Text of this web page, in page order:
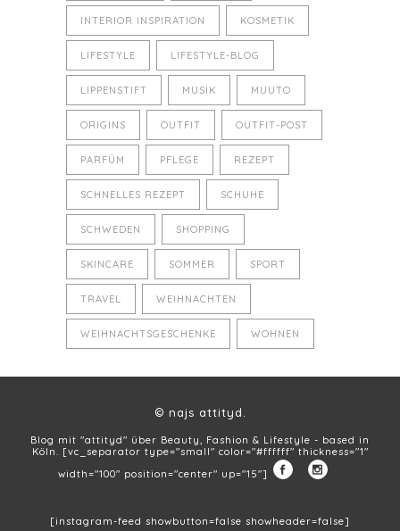
INTERIOR INSPIRATION KOSMETIK
LIFESTYLE LIFESTYLE-BLOG
LIPPENSTIFT MUSIK MUUTO
ORIGINS OUTFIT OUTFIT-POST
PARFÜM PFLEGE REZEPT
SCHNELLES REZEPT SCHUHE
SCHWEDEN SHOPPING
SKINCARE SOMMER SPORT
TRAVEL WEIHNACHTEN
WEIHNACHTSGESCHENKE WOHNEN
© najs attityd.
Blog mit "attityd" über Beauty, Fashion & Lifestyle - based in
Köln. [vc_separator type="small" color="#ffffff" thickness="1"
width="100" position="center" up="15"]
[instagram-feed showbutton=false showheader=false]